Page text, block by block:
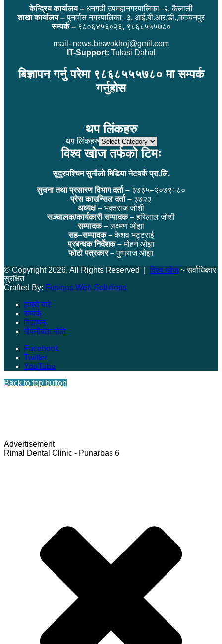
केन्द्रिय कार्यालय – धनगढी उपमहानगरपालिका–२, कैलाली
शाखा कार्यालय –पुनर्वास नगरपालिका–३, आई.बी.आर.डी.,कञ्चनपुर
सम्पर्क –९८०६४५६०२६, ९८६८५५५७८०
mail- news.biswokhoj@gmil.com
IT-Support: Tulasi Dahal
बिज्ञापन गर्नु परेमा ९८६८५५५७८० मा सम्पर्क
गर्नुहोस
थप लिंकहरु
थप लिंकहरु
विश्व खोज तर्फको टिमः
सुदुरपश्चिम सुनौलो मिडिया नेटवर्क प्रा.लि.
सुचना तथा प्रसारण विभाग दर्ता – ३७३५–२०७९÷८०
प्रेस काउन्सिल दर्ता – ३७२३
अध्यक्ष – भक्तराज जोशी
सञ्चालक/कार्यकारी सम्पादक –हरिलाल जोशी
सम्पादक –लक्ष्मण ओझा
सह–सम्पादक –केशव भट्टराई
प्रबन्धक निर्देशक –मोहन ओझा
फोटो पत्रकार –पुष्पराज ओझा
© Copyright 2026, All Rights Reserved | विश्व खोज~ सर्वाधिकार
सुरक्षित
Crafted By: Fusions Web Solutions
हाम्रो बारे
सम्पर्क
विज्ञापन
गोपनीयता नीति
Facebook
Twitter
YouTube
Back to top button
Advertisement
Rimal Dental Clinic - Punarbas 6